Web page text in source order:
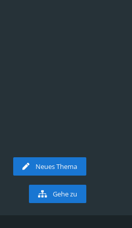
Neues Thema
Gehe zu